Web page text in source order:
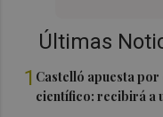
Últimas
1 Castelló apuesta
científico: recibirá a